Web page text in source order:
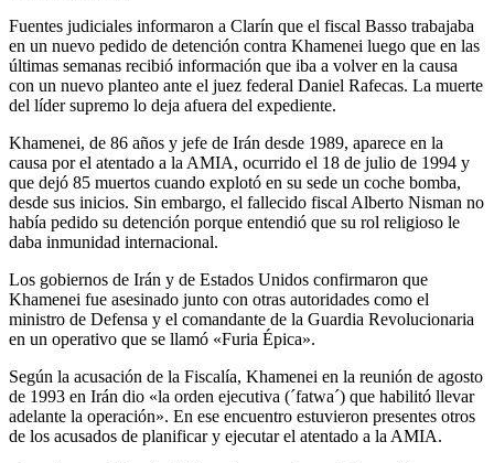
Fuentes judiciales informaron a Clarín que el fiscal Basso trabajaba
en un nuevo pedido de detención contra Khamenei luego que en las
últimas semanas recibió información que iba a volver en la causa
con un nuevo planteo ante el juez federal Daniel Rafecas. La muerte
del líder supremo lo deja afuera del expediente.
Khamenei, de 86 años y jefe de Irán desde 1989, aparece en la
causa por el atentado a la AMIA, ocurrido el 18 de julio de 1994 y
que dejó 85 muertos cuando explotó en su sede un coche bomba,
desde sus inicios. Sin embargo, el fallecido fiscal Alberto Nisman no
había pedido su detención porque entendió que su rol religioso le
daba inmunidad internacional.
Los gobiernos de Irán y de Estados Unidos confirmaron que
Khamenei fue asesinado junto con otras autoridades como el
ministro de Defensa y el comandante de la Guardia Revolucionaria
en un operativo que se llamó «Furia Épica».
Según la acusación de la Fiscalía, Khamenei en la reunión de agosto
de 1993 en Irán dio «la orden ejecutiva (´fatwa´) que habilitó llevar
adelante la operación». En ese encuentro estuvieron presentes otros
de los acusados de planificar y ejecutar el atentado a la AMIA.